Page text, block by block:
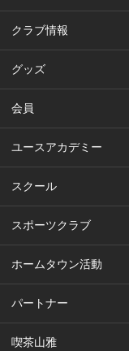
クラブ情報
グッズ
会員
ユースアカデミー
スクール
スポーツクラブ
ホームタウン活動
パートナー
喫茶山雅